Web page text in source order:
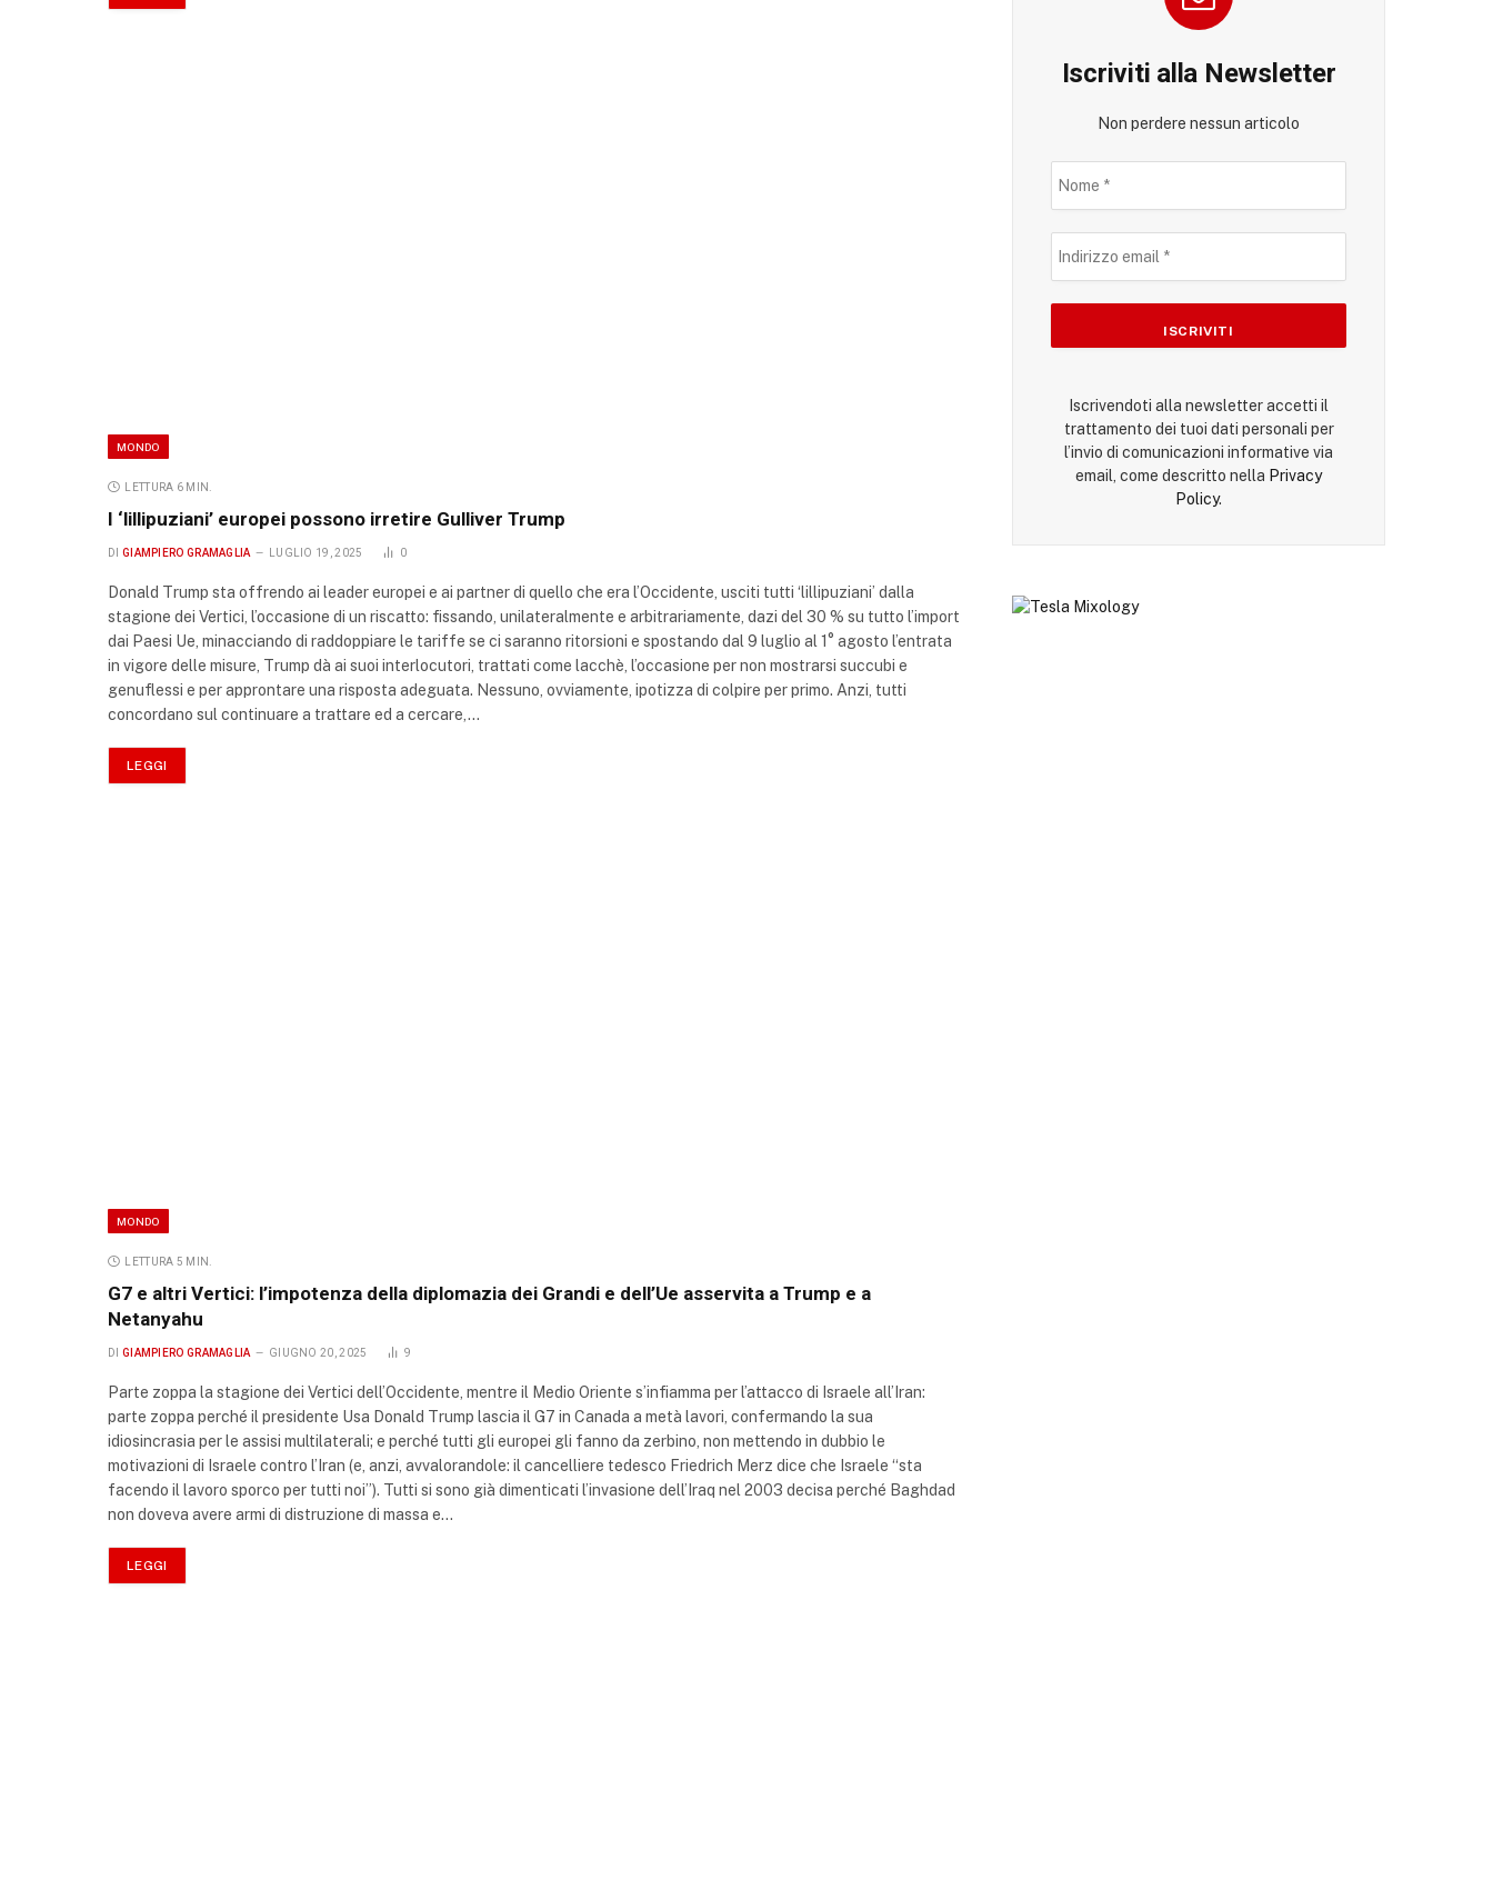
MONDO
LETTURA 6 MIN.
I ‘lillipuziani’ europei possono irretire Gulliver Trump
DI GIAMPIERO GRAMAGLIA LUGLIO 19, 2025 0
Donald Trump sta offrendo ai leader europei e ai partner di quello che era l’Occidente, usciti tutti ‘lillipuziani’ dalla
stagione dei Vertici, l’occasione di un riscatto: fissando, unilateralmente e arbitrariamente, dazi del 30 % su tutto l’import
dai Paesi Ue, minacciando di raddoppiare le tariffe se ci saranno ritorsioni e spostando dal 9 luglio al 1° agosto l’entrata
in vigore delle misure, Trump dà ai suoi interlocutori, trattati come lacchè, l’occasione per non mostrarsi succubi e
genuflessi e per approntare una risposta adeguata. Nessuno, ovviamente, ipotizza di colpire per primo. Anzi, tutti
concordano sul continuare a trattare ed a cercare,…
LEGGI
MONDO
LETTURA 5 MIN.
G7 e altri Vertici: l’impotenza della diplomazia dei Grandi e dell’Ue asservita a Trump e a
Netanyahu
DI GIAMPIERO GRAMAGLIA GIUGNO 20, 2025 9
Parte zoppa la stagione dei Vertici dell’Occidente, mentre il Medio Oriente s’infiamma per l’attacco di Israele all’Iran:
parte zoppa perché il presidente Usa Donald Trump lascia il G7 in Canada a metà lavori, confermando la sua
idiosincrasia per le assisi multilaterali; e perché tutti gli europei gli fanno da zerbino, non mettendo in dubbio le
motivazioni di Israele contro l’Iran (e, anzi, avvalorandole: il cancelliere tedesco Friedrich Merz dice che Israele “sta
facendo il lavoro sporco per tutti noi”). Tutti si sono già dimenticati l’invasione dell’Iraq nel 2003 decisa perché Baghdad
non doveva avere armi di distruzione di massa e…
LEGGI
Iscriviti alla Newsletter
Non perdere nessun articolo
Iscrivendoti alla newsletter accetti il
trattamento dei tuoi dati personali per
l’invio di comunicazioni informative via
email, come descritto nella Privacy
Policy.